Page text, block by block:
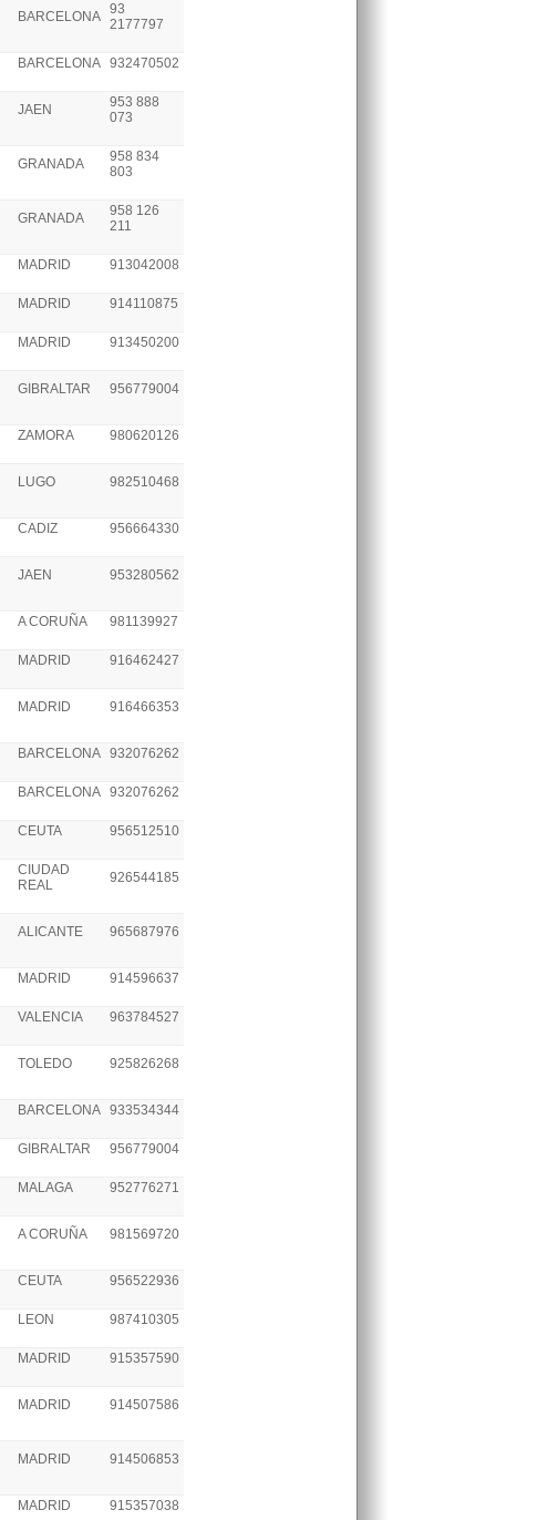
BARCELONA 93
2177797
BARCELONA 932470502
JAEN
953 888
073
GRANADA
958 834
803
GRANADA
958 126
211
MADRID 913042008
MADRID 914110875
MADRID 913450200
GIBRALTAR 956779004
ZAMORA 980620126
LUGO 982510468
CADIZ 956664330
JAEN 953280562
A CORUÑA 981139927
MADRID 916462427
MADRID 916466353
BARCELONA 932076262
BARCELONA 932076262
CEUTA 956512510
CIUDAD
REAL
926544185
ALICANTE 965687976
MADRID 914596637
VALENCIA 963784527
TOLEDO 925826268
BARCELONA 933534344
GIBRALTAR 956779004
MALAGA 952776271
A CORUÑA 981569720
CEUTA 956522936
LEON 987410305
MADRID 915357590
MADRID 914507586
MADRID 914506853
MADRID 915357038